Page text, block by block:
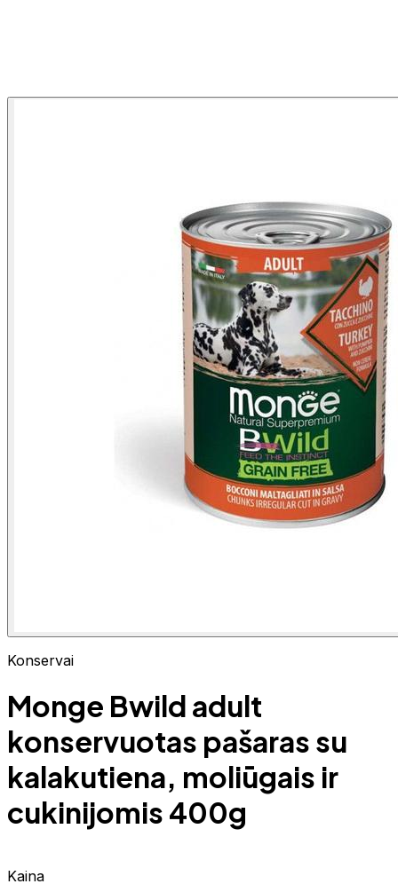
Konservai
Monge Bwild adult
konservuotas pašaras su
kalakutiena, moliūgais ir
cukinijomis 400g
Kaina